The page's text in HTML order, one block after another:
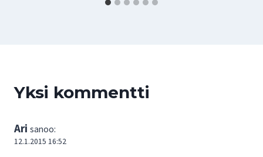
Yksi kommentti
Ari sanoo:
12.1.2015 16:52